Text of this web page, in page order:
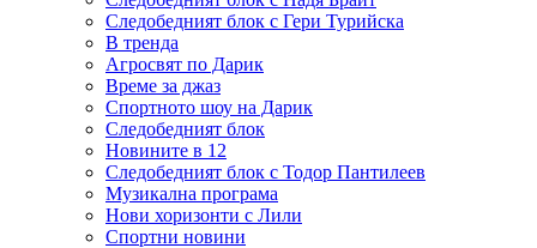
Следобедният блок с Гери Турийска
В тренда
Агросвят по Дарик
Време за джаз
Спортното шоу на Дарик
Следобедният блок
Новините в 12
Следобедният блок с Тодор Пантилеев
Музикална програма
Нови хоризонти с Лили
Спортни новини